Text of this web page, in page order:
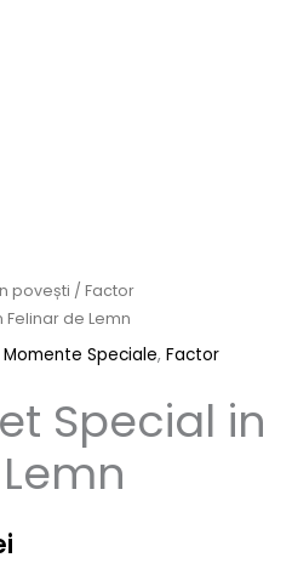
povești / Factor
de Lemn
Speciale, Factor
Special in